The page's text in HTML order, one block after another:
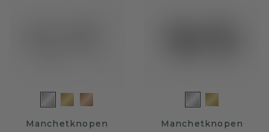
Manchetknopen
Manchetknopen